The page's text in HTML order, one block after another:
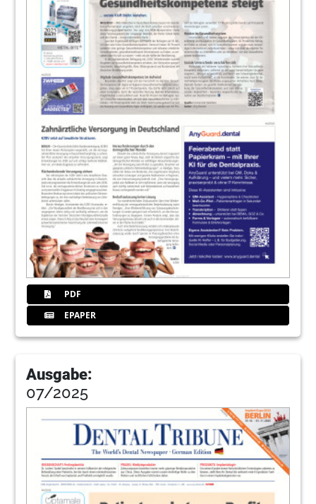
PDF
EPAPER
Ausgabe:
07/2025